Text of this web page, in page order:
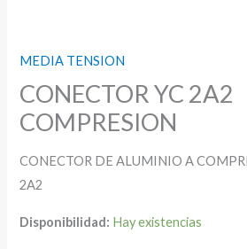
MEDIA TENSION
CONECTOR YC 2A2
COMPRESION
CONECTOR DE ALUMINIO A
2A2
Disponibilidad: Hay existencias